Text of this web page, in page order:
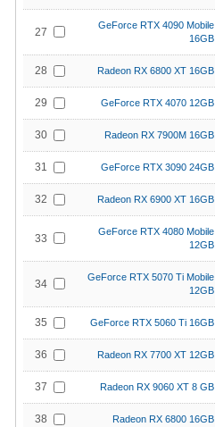
27
GeForce RTX 4090 Mobile
16GB
28 Radeon RX 6800 XT 16GB
29 GeForce RTX 4070 12GB
30 Radeon RX 7900M 16GB
31 GeForce RTX 3090 24GB
32 Radeon RX 6900 XT 16GB
33
GeForce RTX 4080 Mobile
12GB
34
GeForce RTX 5070 Ti Mobile
12GB
35 GeForce RTX 5060 Ti 16GB
36 Radeon RX 7700 XT 12GB
37 Radeon RX 9060 XT 8 GB
38 Radeon RX 6800 16GB